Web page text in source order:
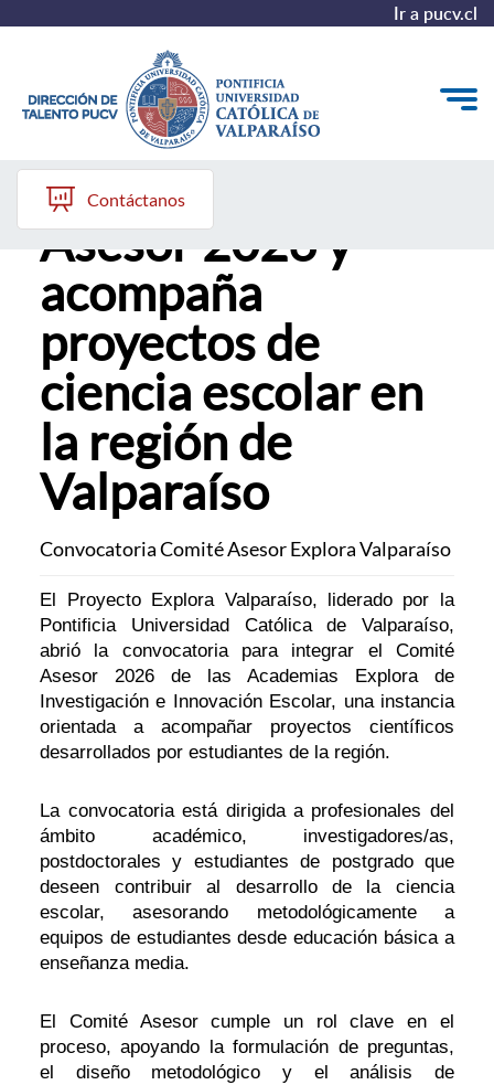
Ir a pucv.cl
Quiénes somos
Nuestros Programas
Investigación
Recursos
Contáctanos
Súmate al Comité
Asesor 2026 y
acompaña
proyectos de
ciencia escolar en
la región de
Valparaíso
Convocatoria Comité Asesor Explora Valparaíso
El Proyecto Explora Valparaíso, liderado por la
Pontificia Universidad Católica de Valparaíso,
abrió la convocatoria para integrar el Comité
Asesor 2026 de las Academias Explora de
Investigación e Innovación Escolar, una instancia
orientada a acompañar proyectos científicos
desarrollados por estudiantes de la región.
La convocatoria está dirigida a profesionales del
ámbito académico, investigadores/as,
postdoctorales y estudiantes de postgrado que
deseen contribuir al desarrollo de la ciencia
escolar, asesorando metodológicamente a
equipos de estudiantes desde educación básica a
enseñanza media.
El Comité Asesor cumple un rol clave en el
proceso, apoyando la formulación de preguntas,
el diseño metodológico y el análisis de